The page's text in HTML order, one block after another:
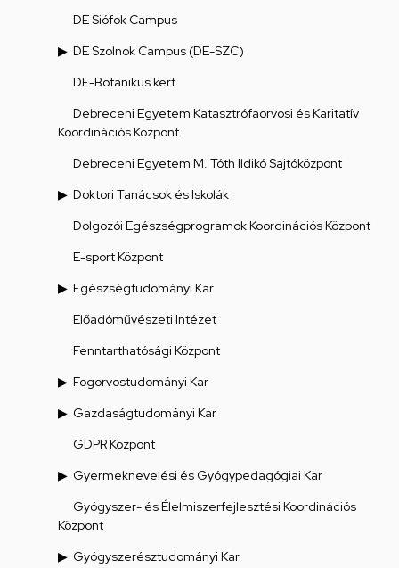
DE Siófok Campus
DE Szolnok Campus (DE-SZC)
DE-Botanikus kert
Debreceni Egyetem Katasztrófaorvosi és Karitatív
Koordinációs Központ
Debreceni Egyetem M. Tóth Ildikó Sajtóközpont
Doktori Tanácsok és Iskolák
Dolgozói Egészségprogramok Koordinációs Központ
E-sport Központ
Egészségtudományi Kar
Előadóművészeti Intézet
Fenntarthatósági Központ
Fogorvostudományi Kar
Gazdaságtudományi Kar
GDPR Központ
Gyermeknevelési és Gyógypedagógiai Kar
Gyógyszer- és Élelmiszerfejlesztési Koordinációs
Központ
Gyógyszerésztudományi Kar